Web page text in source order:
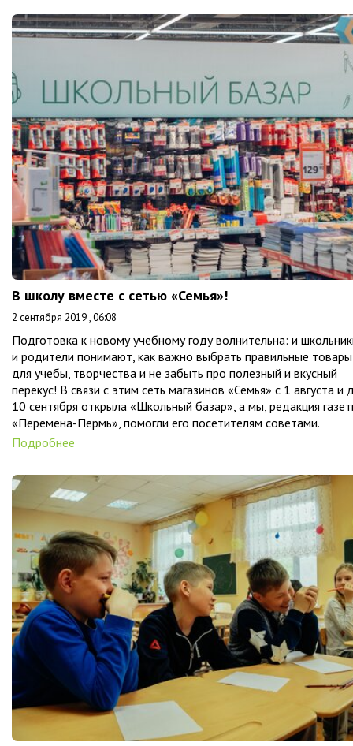
В школу вместе с сетью «Семья»!
2 сентября 2019 , 06:08
Подготовка к новому учебному году волнительна: и
и родители понимают, как важно выбрать правильные товары
для учебы, творчества и не забыть про полезный и вкусный
перекус! В связи с этим сеть магазинов «Семья» с 1 августа и
10 сентября открыла «Школьный базар», а мы, редакция
«Перемена-Пермь», помогли его посетителям советами.
Подробнее